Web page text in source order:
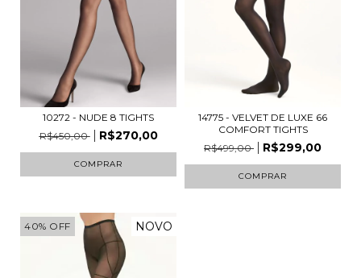
10272 - NUDE 8 TIGHTS
R$450,00
R$270,00
COMPRAR
14775 - VELVET DE LUXE 66
COMFORT TIGHTS
R$499,00
R$299,00
COMPRAR
40% OFF NOVO